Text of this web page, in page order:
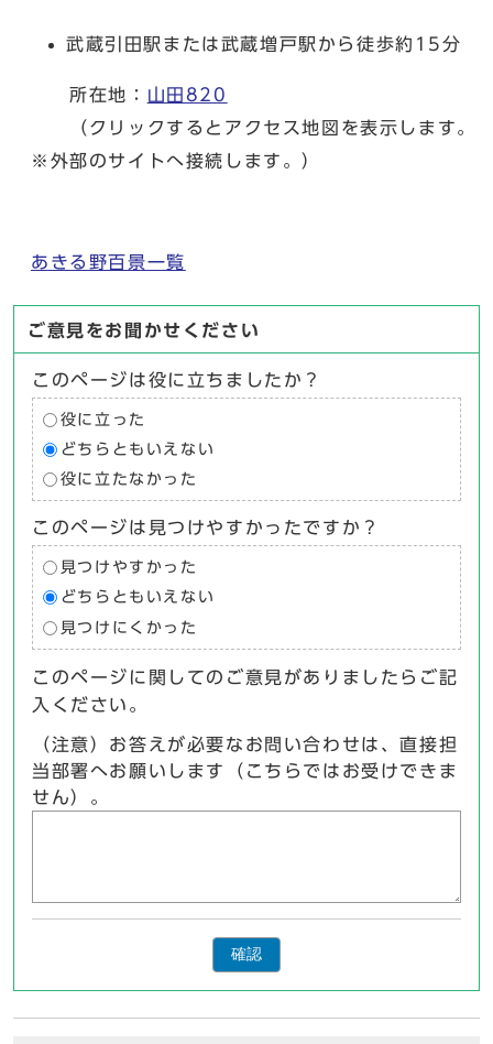
武蔵引田駅または武蔵増戸駅から徒歩約15分
所在地： 山田820
（クリックするとアクセス地図を表示します。
※外部のサイトへ接続します。）
あきる野百景一覧
ご意見をお聞かせください
このページは役に立ちましたか？
役に立った
どちらともいえない
役に立たなかった
このページは見つけやすかったですか？
見つけやすかった
どちらともいえない
見つけにくかった
このページに関してのご意見がありましたらご記
入ください。
（注意）お答えが必要なお問い合わせは、直接担
当部署へお願いします（こちらではお受けできま
せん）。
確認